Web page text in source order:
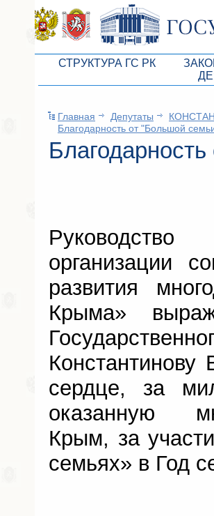
СТРУКТУРА ГС РК
Президиум ГС РК
Депутатский корпус
Советники Председателя ГС РК
Управление делами ГС РК
Поиск депутата по округу
Главная Депутаты
Благодарность от "Большой
организации
развития
Крыма»
сердце, за
оказанную
Крым, за
семьях» в Год